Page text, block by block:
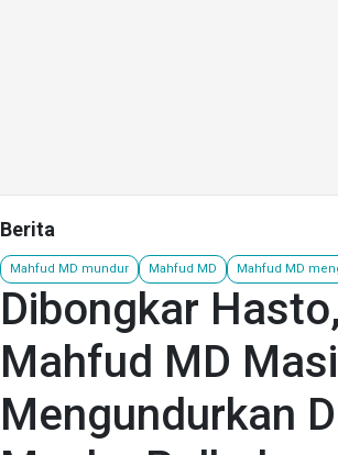
Berita
Mahfud MD mundur Mahfud MD Mahfud MD
Dibongkar
Mahfud MD
Mengundurkan